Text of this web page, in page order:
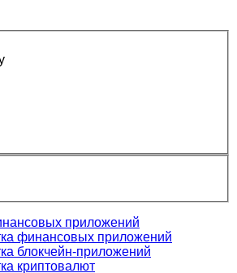
приложений
финансовых приложений
блокчейн-приложений
криптовалют